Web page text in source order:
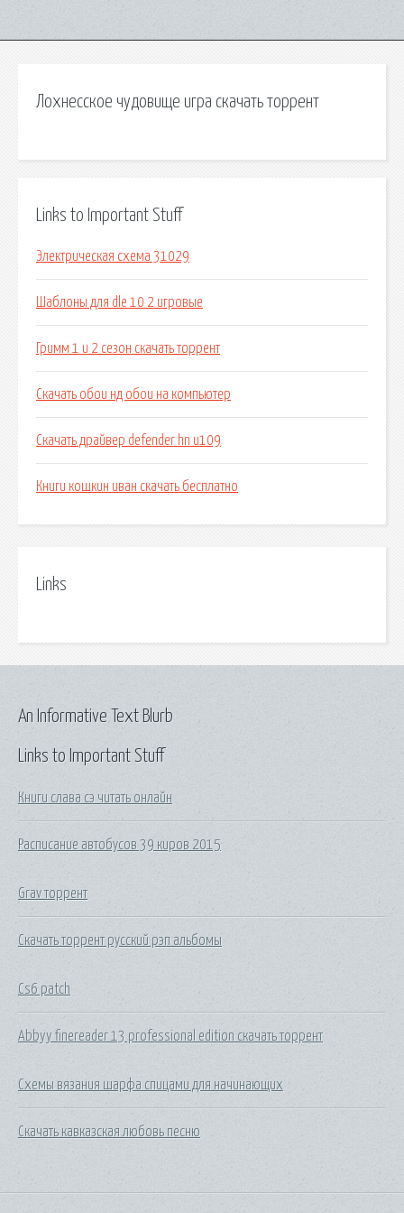
Лохнесское чудовище игра скачать торрент
Links to Important Stuff
Электрическая схема 31029
Шаблоны для dle 10 2 игровые
Гримм 1 и 2 сезон скачать торрент
Скачать обои нд обои на компьютер
Скачать драйвер defender hn u109
Книги кошкин иван скачать бесплатно
Links
Links to Important Stuff
Книги слава сэ читать онлайн
Расписание автобусов 39 киров 2015
Grav торрент
Скачать торрент русский рэп альбомы
Cs6 patch
Abbyy finereader 13 professional edition скачать торрент
Схемы вязания шарфа спицами для начинающих
Скачать кавказская любовь песню
An Informative Text Blurb